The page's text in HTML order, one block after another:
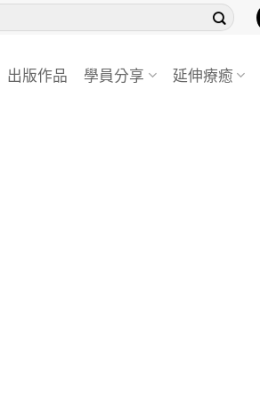
出版作品 學員分享 延伸療癒